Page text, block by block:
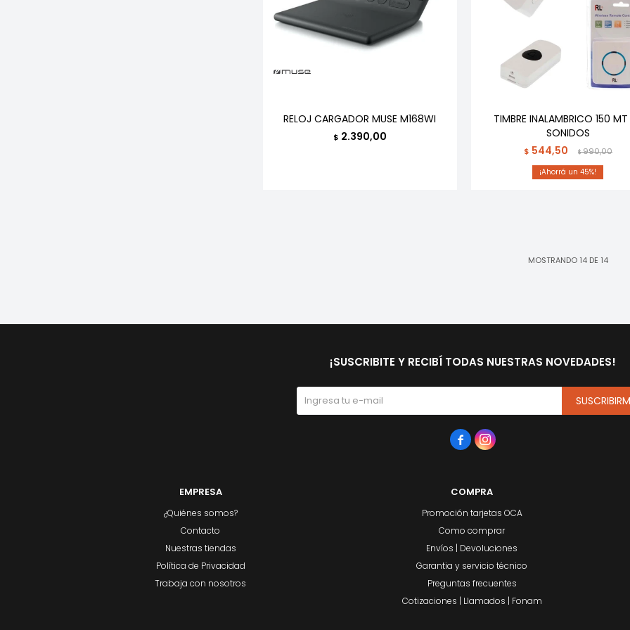
RELOJ CARGADOR MUSE M168WI
$ 2.390,00
TIMBRE INALAMBRICO 150
SONIDOS
$ 544,50 $990,00
45
MOSTRANDO 14 DE 14
EMPRESA
¿Quiénes somos?
Contacto
Nuestras tiendas
Política de Privacidad
Trabaja con nosotros
COMPRA
Promoción tarjetas OCA
Como comprar
Envíos | Devoluciones
Garantia y servicio técnico
Preguntas frecuentes
Cotizaciones | Llamados | Fonam
¡SUSCRIBITE Y RECIBÍ TODAS NUESTRAS NOVEDADES!
 